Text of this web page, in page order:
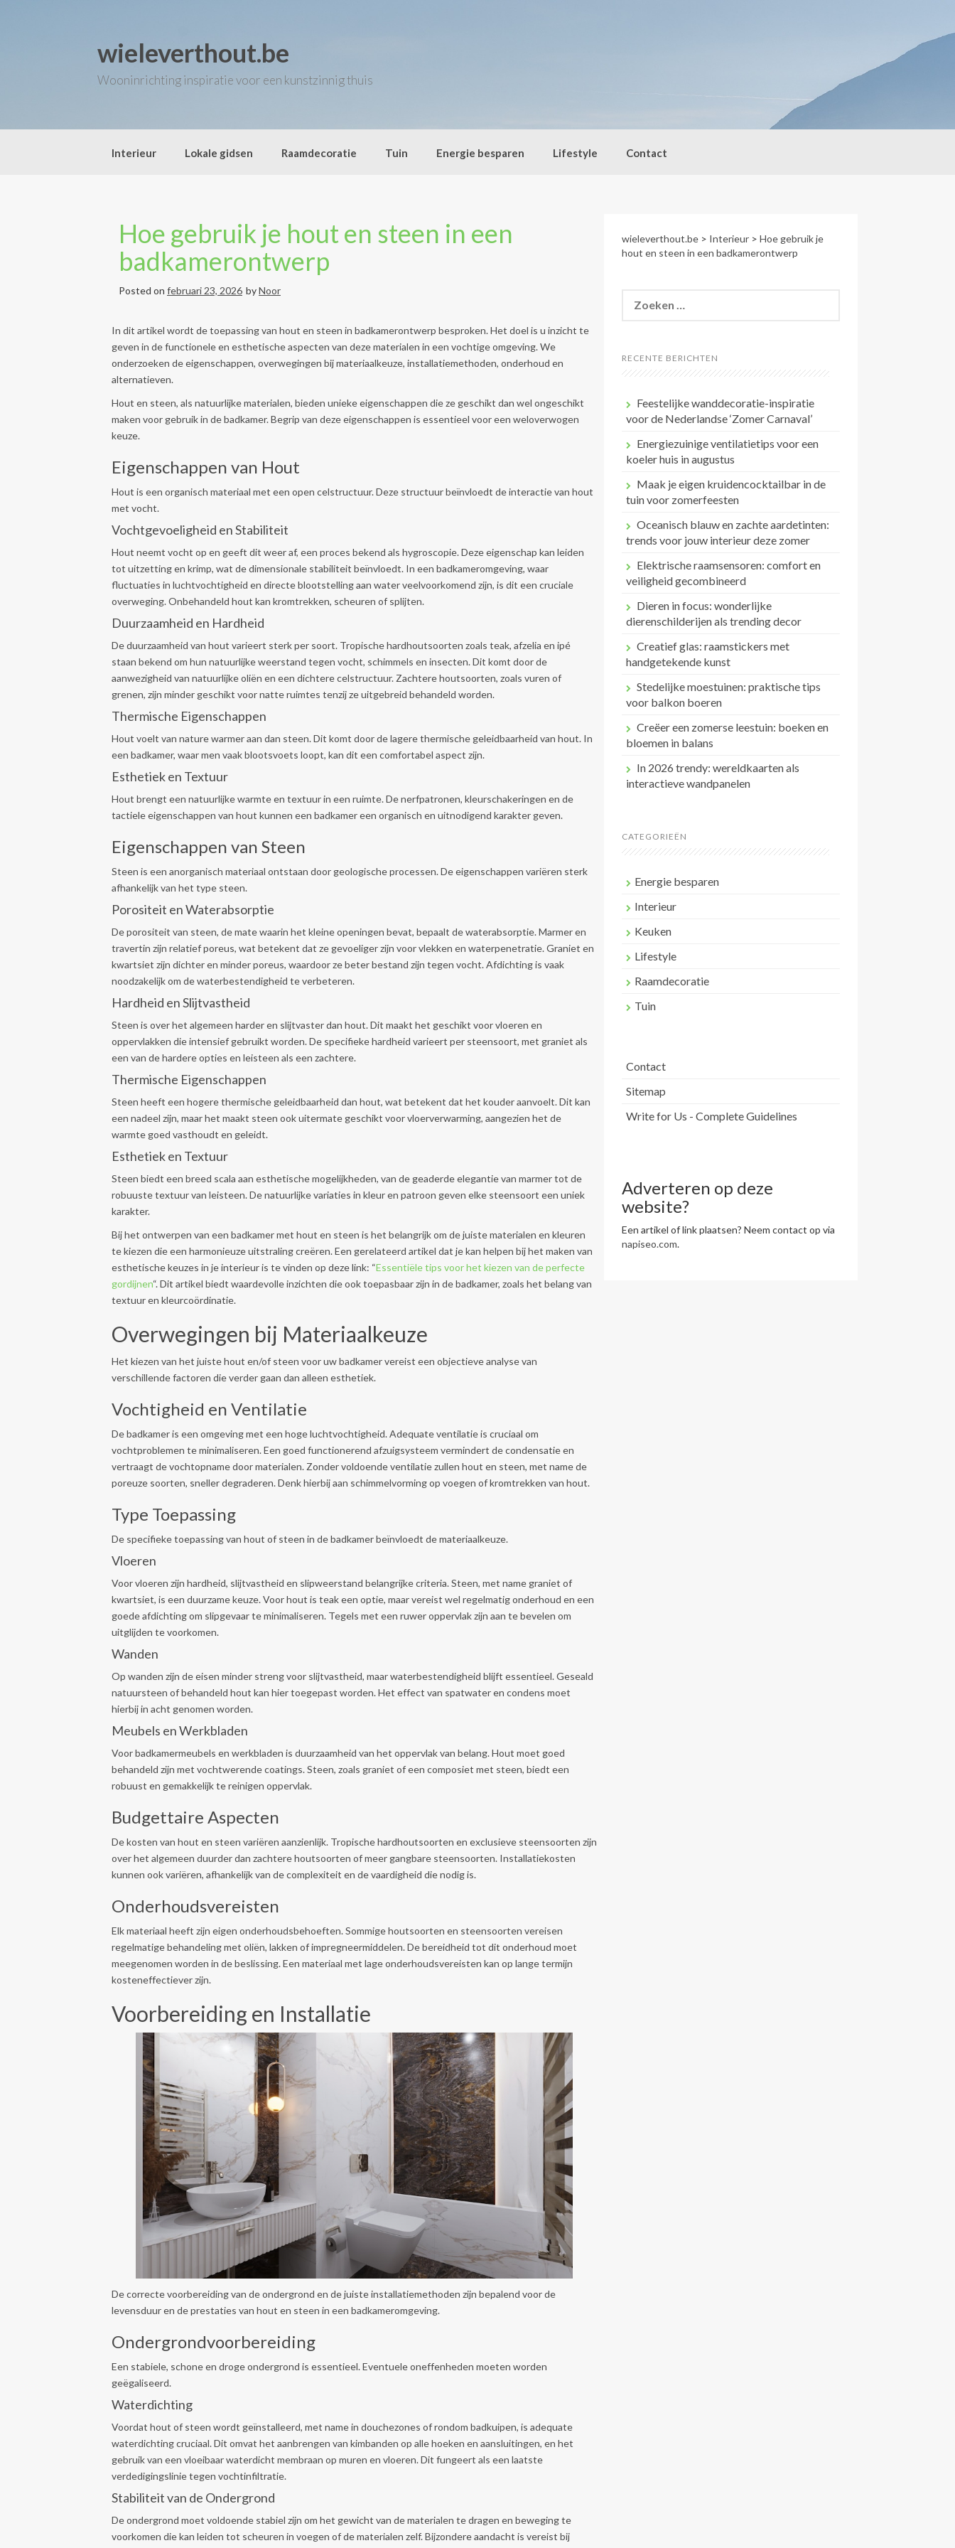
wieleverthout.be
Wooninrichting inspiratie voor een kunstzinnig thuis
Interieur Lokale gidsen Raamdecoratie Tuin Energie besparen Lifestyle Contact
Hoe gebruik je hout en steen in een
badkamerontwerp
Posted on februari 23, 2026 byNoor
In dit artikel wordt de toepassing van hout en steen in badkamerontwerp besproken. Het doel is u inzicht te
geven in de functionele en esthetische aspecten van deze materialen in een vochtige omgeving. We
onderzoeken de eigenschappen, overwegingen bij materiaalkeuze, installatiemethoden, onderhoud en
alternatieven.
Hout en steen, als natuurlijke materialen, bieden unieke eigenschappen die ze geschikt dan wel ongeschikt
maken voor gebruik in de badkamer. Begrip van deze eigenschappen is essentieel voor een weloverwogen
keuze.
Eigenschappen van Hout
Hout is een organisch materiaal met een open celstructuur. Deze structuur beïnvloedt de interactie van hout
met vocht.
Vochtgevoeligheid en Stabiliteit
Hout neemt vocht op en geeft dit weer af, een proces bekend als hygroscopie. Deze eigenschap kan leiden
tot uitzetting en krimp, wat de dimensionale stabiliteit beïnvloedt. In een badkameromgeving, waar
fluctuaties in luchtvochtigheid en directe blootstelling aan water veelvoorkomend zijn, is dit een cruciale
overweging. Onbehandeld hout kan kromtrekken, scheuren of splijten.
Duurzaamheid en Hardheid
De duurzaamheid van hout varieert sterk per soort. Tropische hardhoutsoorten zoals teak, afzelia en ipé
staan bekend om hun natuurlijke weerstand tegen vocht, schimmels en insecten. Dit komt door de
aanwezigheid van natuurlijke oliën en een dichtere celstructuur. Zachtere houtsoorten, zoals vuren of
grenen, zijn minder geschikt voor natte ruimtes tenzij ze uitgebreid behandeld worden.
Thermische Eigenschappen
Hout voelt van nature warmer aan dan steen. Dit komt door de lagere thermische geleidbaarheid van hout. In
een badkamer, waar men vaak blootsvoets loopt, kan dit een comfortabel aspect zijn.
Esthetiek en Textuur
Hout brengt een natuurlijke warmte en textuur in een ruimte. De nerfpatronen, kleurschakeringen en de
tactiele eigenschappen van hout kunnen een badkamer een organisch en uitnodigend karakter geven.
Eigenschappen van Steen
Steen is een anorganisch materiaal ontstaan door geologische processen. De eigenschappen variëren sterk
afhankelijk van het type steen.
Porositeit en Waterabsorptie
De porositeit van steen, de mate waarin het kleine openingen bevat, bepaalt de waterabsorptie. Marmer en
travertin zijn relatief poreus, wat betekent dat ze gevoeliger zijn voor vlekken en waterpenetratie. Graniet en
kwartsiet zijn dichter en minder poreus, waardoor ze beter bestand zijn tegen vocht. Afdichting is vaak
noodzakelijk om de waterbestendigheid te verbeteren.
Hardheid en Slijtvastheid
Steen is over het algemeen harder en slijtvaster dan hout. Dit maakt het geschikt voor vloeren en
oppervlakken die intensief gebruikt worden. De specifieke hardheid varieert per steensoort, met graniet als
een van de hardere opties en leisteen als een zachtere.
Thermische Eigenschappen
Steen heeft een hogere thermische geleidbaarheid dan hout, wat betekent dat het kouder aanvoelt. Dit kan
een nadeel zijn, maar het maakt steen ook uitermate geschikt voor vloerverwarming, aangezien het de
warmte goed vasthoudt en geleidt.
Esthetiek en Textuur
Steen biedt een breed scala aan esthetische mogelijkheden, van de geaderde elegantie van marmer tot de
robuuste textuur van leisteen. De natuurlijke variaties in kleur en patroon geven elke steensoort een uniek
karakter.
Bij het ontwerpen van een badkamer met hout en steen is het belangrijk om de juiste materialen en kleuren
te kiezen die een harmonieuze uitstraling creëren. Een gerelateerd artikel dat je kan helpen bij het maken van
esthetische keuzes in je interieur is te vinden op deze link: “Essentiële tips voor het kiezen van de perfecte
gordijnen“. Dit artikel biedt waardevolle inzichten die ook toepasbaar zijn in de badkamer, zoals het belang van
textuur en kleurcoördinatie.
Overwegingen bij Materiaalkeuze
Het kiezen van het juiste hout en/of steen voor uw badkamer vereist een objectieve analyse van
verschillende factoren die verder gaan dan alleen esthetiek.
Vochtigheid en Ventilatie
De badkamer is een omgeving met een hoge luchtvochtigheid. Adequate ventilatie is cruciaal om
vochtproblemen te minimaliseren. Een goed functionerend afzuigsysteem vermindert de condensatie en
vertraagt de vochtopname door materialen. Zonder voldoende ventilatie zullen hout en steen, met name de
poreuze soorten, sneller degraderen. Denk hierbij aan schimmelvorming op voegen of kromtrekken van hout.
Type Toepassing
De specifieke toepassing van hout of steen in de badkamer beïnvloedt de materiaalkeuze.
Vloeren
Voor vloeren zijn hardheid, slijtvastheid en slipweerstand belangrijke criteria. Steen, met name graniet of
kwartsiet, is een duurzame keuze. Voor hout is teak een optie, maar vereist wel regelmatig onderhoud en een
goede afdichting om slipgevaar te minimaliseren. Tegels met een ruwer oppervlak zijn aan te bevelen om
uitglijden te voorkomen.
Wanden
Op wanden zijn de eisen minder streng voor slijtvastheid, maar waterbestendigheid blijft essentieel. Geseald
natuursteen of behandeld hout kan hier toegepast worden. Het effect van spatwater en condens moet
hierbij in acht genomen worden.
Meubels en Werkbladen
Voor badkamermeubels en werkbladen is duurzaamheid van het oppervlak van belang. Hout moet goed
behandeld zijn met vochtwerende coatings. Steen, zoals graniet of een composiet met steen, biedt een
robuust en gemakkelijk te reinigen oppervlak.
Budgettaire Aspecten
De kosten van hout en steen variëren aanzienlijk. Tropische hardhoutsoorten en exclusieve steensoorten zijn
over het algemeen duurder dan zachtere houtsoorten of meer gangbare steensoorten. Installatiekosten
kunnen ook variëren, afhankelijk van de complexiteit en de vaardigheid die nodig is.
Onderhoudsvereisten
Elk materiaal heeft zijn eigen onderhoudsbehoeften. Sommige houtsoorten en steensoorten vereisen
regelmatige behandeling met oliën, lakken of impregneermiddelen. De bereidheid tot dit onderhoud moet
meegenomen worden in de beslissing. Een materiaal met lage onderhoudsvereisten kan op lange termijn
kosteneffectiever zijn.
Voorbereiding en Installatie
De correcte voorbereiding van de ondergrond en de juiste installatiemethoden zijn bepalend voor de
levensduur en de prestaties van hout en steen in een badkameromgeving.
Ondergrondvoorbereiding
Een stabiele, schone en droge ondergrond is essentieel. Eventuele oneffenheden moeten worden
geëgaliseerd.
Waterdichting
Voordat hout of steen wordt geïnstalleerd, met name in douchezones of rondom badkuipen, is adequate
waterdichting cruciaal. Dit omvat het aanbrengen van kimbanden op alle hoeken en aansluitingen, en het
gebruik van een vloeibaar waterdicht membraan op muren en vloeren. Dit fungeert als een laatste
verdedigingslinie tegen vochtinfiltratie.
Stabiliteit van de Ondergrond
De ondergrond moet voldoende stabiel zijn om het gewicht van de materialen te dragen en beweging te
voorkomen die kan leiden tot scheuren in voegen of de materialen zelf. Bijzondere aandacht is vereist bij
wieleverthout.be > Interieur >Hoe gebruik je
hout en steen in een badkamerontwerp
naar:
RECENTE BERICHTEN
Feestelijke wanddecoratie-inspiratie
voor de Nederlandse ‘Zomer Carnaval’
Energiezuinige ventilatietips voor een
koeler huis in augustus
Maak je eigen kruidencocktailbar in de
tuin voor zomerfeesten
Oceanisch blauw en zachte aardetinten:
trends voor jouw interieur deze zomer
Elektrische raamsensoren: comfort en
veiligheid gecombineerd
Dieren in focus: wonderlijke
dierenschilderijen als trending decor
Creatief glas: raamstickers met
handgetekende kunst
Stedelijke moestuinen: praktische tips
voor balkon boeren
Creëer een zomerse leestuin: boeken en
bloemen in balans
In 2026 trendy: wereldkaarten als
interactieve wandpanelen
CATEGORIEËN
Energie besparen
Interieur
Keuken
Lifestyle
Raamdecoratie
Tuin
Contact
Sitemap
Write for Us - Complete Guidelines
Adverteren op deze
website?
Een artikel of link plaatsen? Neem contact op via
napiseo.com.